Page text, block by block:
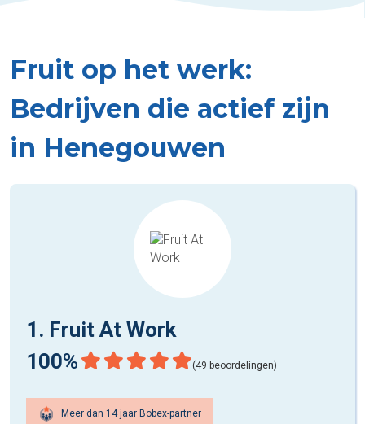
Fruit op het werk:
Bedrijven die actief zijn
in Henegouwen
1. Fruit At Work
100%
(49 beoordelingen)
Meer dan 14 jaar Bobex-partner